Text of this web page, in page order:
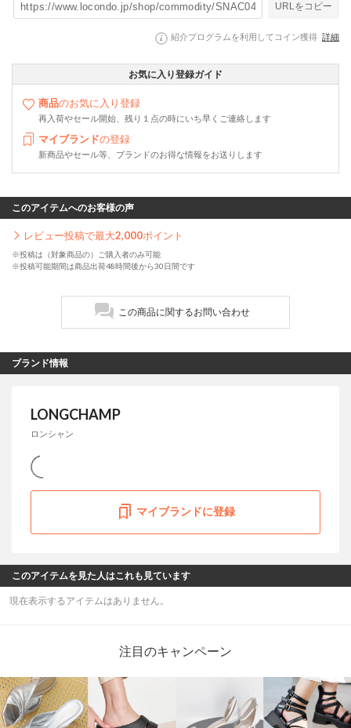
URLをコピー
紹介プログラムを利用してコイン獲得 詳細
お気に入り登録ガイド
商品のお気に入り登録
再入荷やセール開始、残り１点の時にいち早くご連絡します
マイブランドの登録
新商品やセール等、ブランドのお得な情報をお送りします
このアイテムへのお客様の声
レビュー投稿で最大2,000ポイント
※投稿は（対象商品の）ご購入者のみ可能
※投稿可能期間は商品出荷48時間後から30日間です
この商品に関するお問い合わせ
ブランド情報
LONGCHAMP
ロンシャン
マイブランドに登録
このアイテムを見た人はこれも見ています
現在表示するアイテムはありません。
注目のキャンペーン